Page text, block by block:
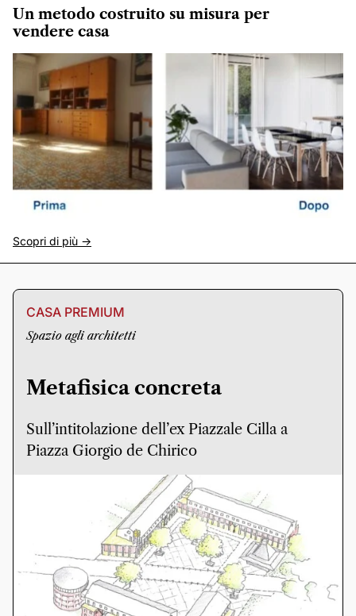
Un metodo costruito su misura per
vendere casa
Scopri di più ->
CASA PREMIUM
Spazio agli architetti
Metafisica concreta
Sull’intitolazione dell’ex Piazzale Cilla a
Piazza Giorgio de Chirico